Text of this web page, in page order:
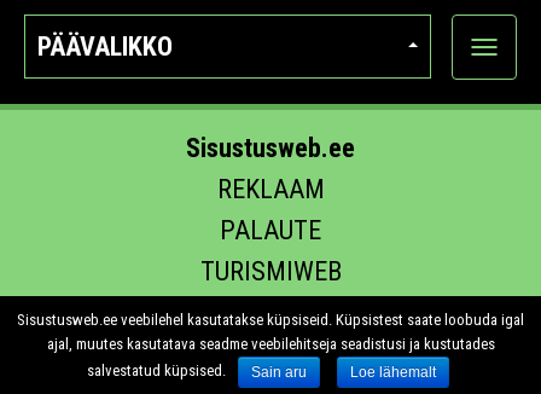
PÄÄVALIKKO
Näytä
Sisustusweb.ee
REKLAAM
PALAUTE
TURISMIWEB
EHITUS.EE
Sisustusweb.ee veebilehel kasutatakse küpsiseid. Küpsistest saate loobuda igal
ajal, muutes kasutatava seadme veebilehitseja seadistusi ja kustutades
salvestatud küpsised.
Sain aru Loe lähemalt